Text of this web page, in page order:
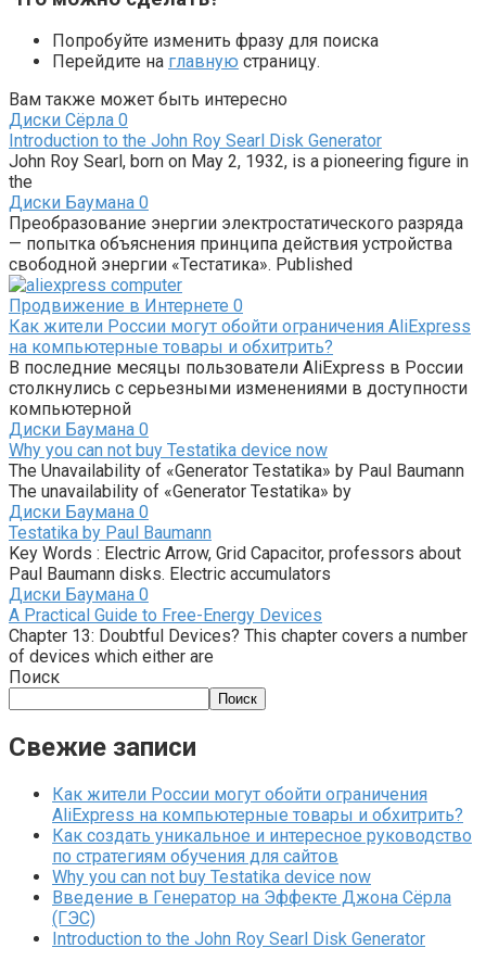
Попробуйте изменить фразу для поиска
Перейдите на главную страницу.
Вам также может быть интересно
Диски Сёрла 0
Introduction to the John Roy Searl Disk Generator
John Roy Searl, born on May 2, 1932, is a pioneering figure in
the
Диски Баумана 0
Преобразование энергии электростатического разряда
— попытка объяснения принципа действия устройства
свободной энергии «Тестатика». Published
Продвижение в Интернете 0
Как жители России могут обойти ограничения AliExpress
на компьютерные товары и обхитрить?
В последние месяцы пользователи AliExpress в России
столкнулись с серьезными изменениями в доступности
компьютерной
Диски Баумана 0
Why you can not buy Testatika device now
The Unavailability of «Generator Testatika» by Paul Baumann
The unavailability of «Generator Testatika» by
Диски Баумана 0
Testatika by Paul Baumann
Key Words : Electric Arrow, Grid Capacitor, professors about
Paul Baumann disks. Electric accumulators
Диски Баумана 0
A Practical Guide to Free-Energy Devices
Chapter 13: Doubtful Devices? This chapter covers a number
of devices which either are
Поиск
Поиск
Свежие записи
Как жители России могут обойти ограничения
AliExpress на компьютерные товары и обхитрить?
Как создать уникальное и интересное руководство
по стратегиям обучения для сайтов
Why you can not buy Testatika device now
Введение в Генератор на Эффекте Джона Сёрла
(ГЭС)
Introduction to the John Roy Searl Disk Generator